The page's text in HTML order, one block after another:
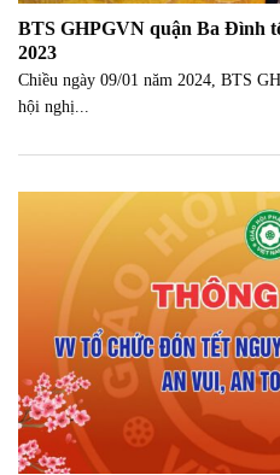
BTS GHPGVN quận Ba Đình
2023
Chiều ngày 09/01 năm 2024, BTS
hội nghị...